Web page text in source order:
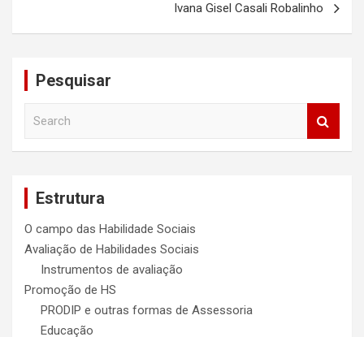
Ivana Gisel Casali Robalinho
Pesquisar
Estrutura
O campo das Habilidade Sociais
Avaliação de Habilidades Sociais
Instrumentos de avaliação
Promoção de HS
PRODIP e outras formas de Assessoria
Educação